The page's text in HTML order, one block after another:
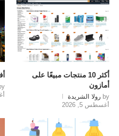
أكثر 10 منتجات مبيعًا على
أمازون
by رولا الشريدة
أغسطس 5, 2026